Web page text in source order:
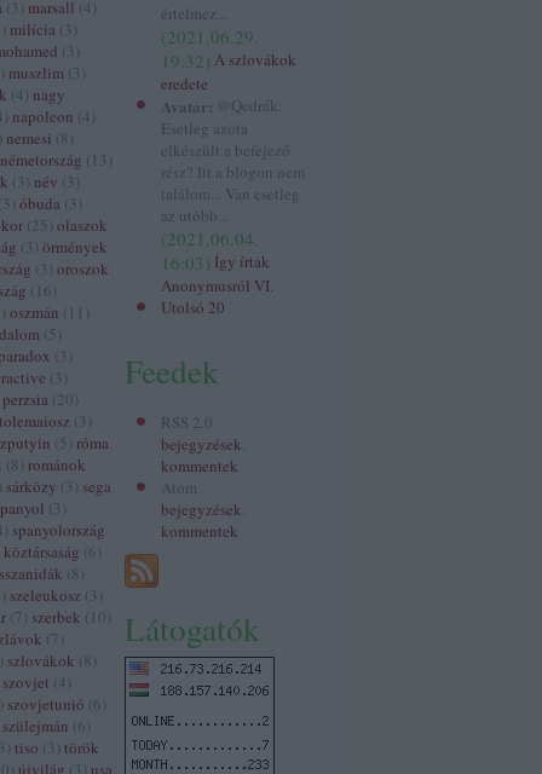
értelmez...
(2021.06.29.
19:32 ) A szlovákok
eredete
Avatar: @Qedrák:
Esetleg azóta
elkészült a befejező
rész? Itt a blogon nem
találom... Van esetleg
az utóbb...
(2021.06.04.
16:03 ) Így írtak
Anonymusról VI.
Utolsó 20
Feedek
RSS 2.0
bejegyzések,
kommentek
Atom
bejegyzések,
kommentek
Látogatók
(3 ) marsall (4)
) milícia (3 )
(3 )
) muszlim (3 )
(4) nagy
) napoleon (4)
) nemesi (8)
németország ( 13 )
(3 ) név (3 )
3 ) óbuda (3 )
(25 ) olaszok
(3 ) örmények
(3 ) oroszok
( 16)
) oszmán ( 11 )
(5 )
paradox (3 )
(3 )
perzsia (20)
(3 )
(5 ) róma
(8) románok
) sárközy (3 ) sega
(3 )
) spanyolország
(6)
(8)
) szeleukosz (3 )
(7) szerbek ( 10)
(7)
) szlovákok (8)
szovjet (4)
) szovjetunió (6)
szülejmán (6)
3 ) tiso (3 ) török
újvilág ( 3 usa